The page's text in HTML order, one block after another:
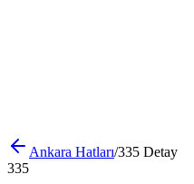
Ankara Hatları/335 Detay
335